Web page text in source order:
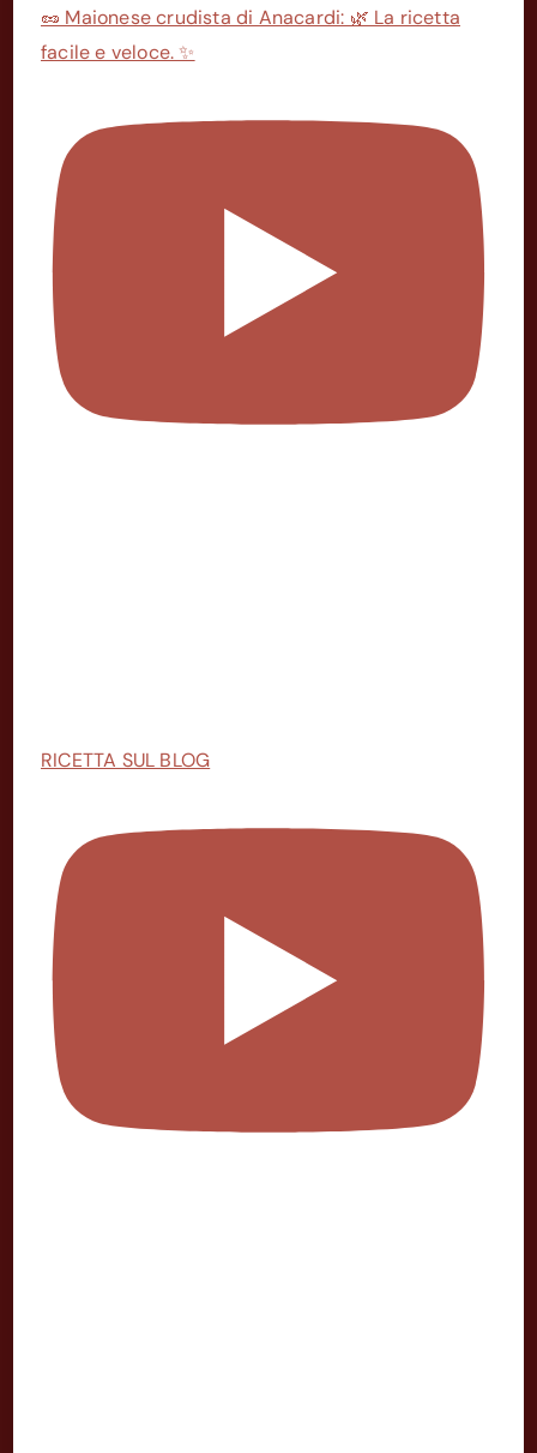
🥜 Maionese crudista di Anacardi: 🌿 La ricetta
facile e veloce. ✨
RICETTA SUL BLOG